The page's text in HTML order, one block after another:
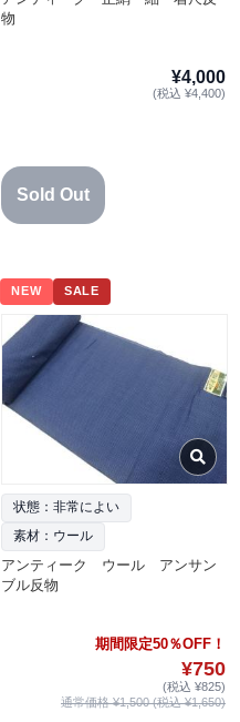
物
¥4,000
(税込 ¥4,400)
Sold Out
NEW SALE
状態：非常によい
素材：ウール
アンティーク ウール アンサン
ブル反物
期間限定50％OFF！
¥750
(税込 ¥825)
通常価格 ¥1,500 (税込 ¥1,650)